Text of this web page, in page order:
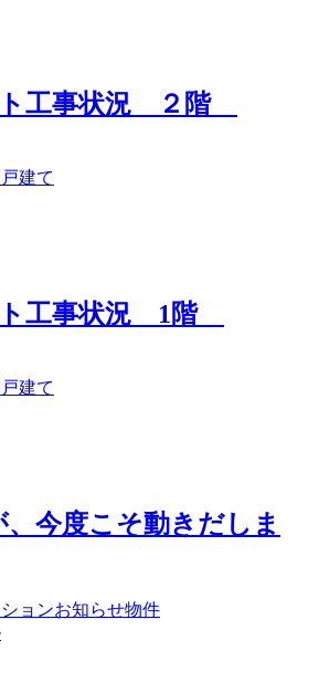
ト工事状況 ２階
建て
ト工事状況 1階
建て
今度こそ動きだしま
ョンお知らせ物件